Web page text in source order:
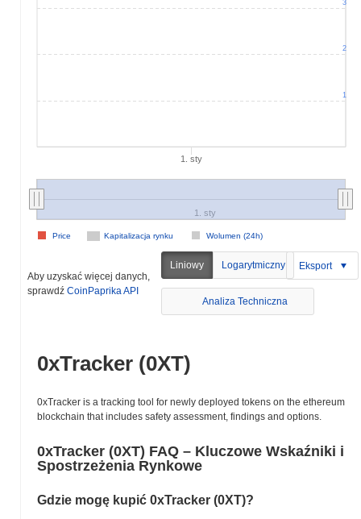
1. sty
Kapitalizacja rynku Wolumen (24h)
Price
1. sty
1
2
3
Aby uzyskać więcej danych,
sprawdź CoinPaprika API
Liniowy Logarytmiczny Eksport
Analiza Techniczna
0xTracker (0XT)
0xTracker is a tracking tool for newly deployed tokens on the ethereum
blockchain that includes safety assessment, findings and options.
0xTracker (0XT) FAQ – Kluczowe Wskaźniki i
Spostrzeżenia Rynkowe
Gdzie mogę kupić 0xTracker (0XT)?